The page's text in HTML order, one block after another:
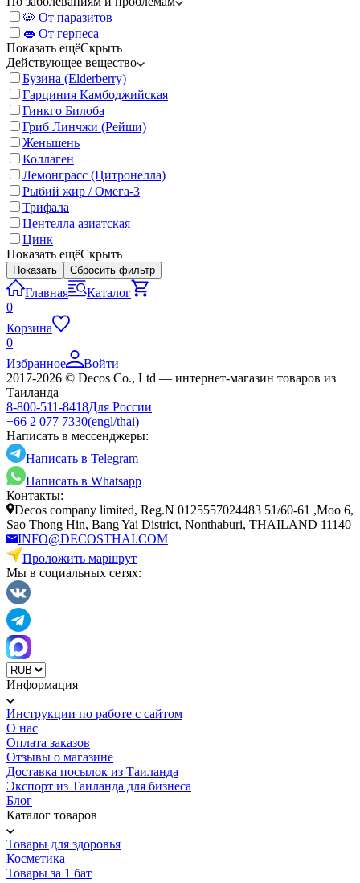
🦠 От паразитов
👄 От герпеса
Показать ещёСкрыть
Действующее вещество
Бузина (Elderberry)
Гарциния Камбоджийская
Гинкго Билоба
Гриб Линчжи (Рейши)
Женьшень
Коллаген
Лемонграсс (Цитронелла)
Рыбий жир / Омега-3
Трифала
Центелла азиатская
Цинк
Показать ещёСкрыть
Показать Сбросить фильтр
Главная
Каталог
0
Корзина
0
Избранное
Войти
2017-2026 © Decos Co., Ltd — интернет-магазин товаров из
Таиланда
8-800-511-8418Для России
+66 2 077 7330(engl/thai)
Написать в мессенджеры:
Написать в Telegram
Написать в Whatsapp
Контакты:
Decos company limited, Reg.N 0125557024483 51/60-61 ,Moo 6,
Sao Thong Hin, Bang Yai District, Nonthaburi, THAILAND 11140
INFO@DECOSTHAI.COM
Проложить маршрут
Мы в социальных сетях:
Информация
Инструкции по работе с сайтом
О нас
Оплата заказов
Отзывы о магазине
Доставка посылок из Таиланда
Экспорт из Таиланда для бизнеса
Блог
Каталог товаров
Товары для здоровья
Косметика
Товары за 1 бат